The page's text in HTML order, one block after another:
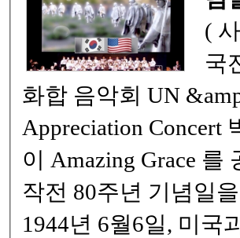
( 사진)한미동맹을 기념하고 , 한
국전참
화합 음악회 UN &amp; Korea War Veterans
Appreciation Concert 박민이 지휘하는 애틀랜타 필 ~
이 Amazing Grace 를 공연하고있다 . 노르망디 상륙
작전 80주년 기념일
1944년 6월6일, 미